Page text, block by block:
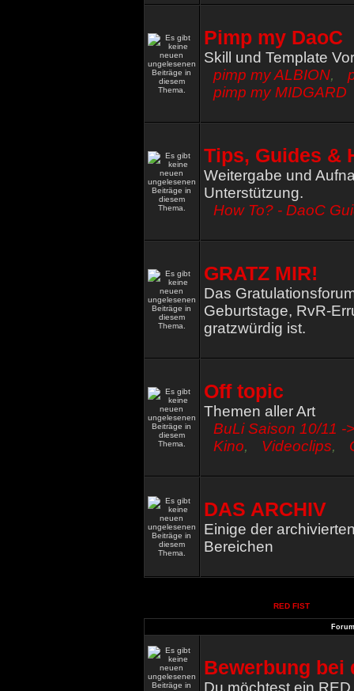
Pimp my DaoC
Skill und Template
pimp my ALBION,
pimp my MIDGARD
Tips, Guides &
Weitergabe und
Unterstützung.
How To? - DaoC
GRATZ MIR!
Das
Geburtstage, RvR-
gratzwürdig ist.
Off topic
Themen aller Art
BuLi Saison 10/11 -
Kino, Videoclips,
DAS ARCHIV
Einige der
Bereichen
RED FIST
Bewerbung bei
Du möchtest ein